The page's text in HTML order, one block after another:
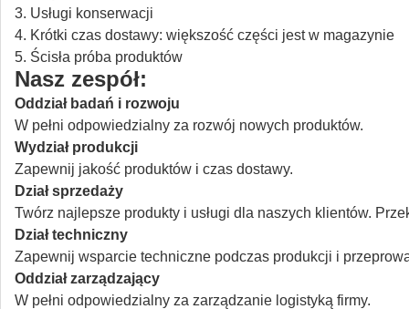
3. Usługi konserwacji
4. Krótki czas dostawy: większość części jest w magazynie
5. Ścisła próba produktów
Nasz zespół:
Oddział badań i rozwoju
W pełni odpowiedzialny za rozwój nowych produktów.
Wydział produkcji
Zapewnij jakość produktów i czas dostawy.
Dział sprzedaży
Twórz najlepsze produkty i usługi dla naszych klientów.
Dział techniczny
Zapewnij wsparcie techniczne podczas produkcji i
Oddział zarządzający
W pełni odpowiedzialny za zarządzanie logistyką firmy.